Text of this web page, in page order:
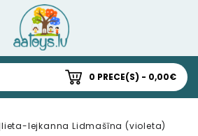
0 PRECE(S) - 0,00€
lejkanna Lidmašīna (violeta)